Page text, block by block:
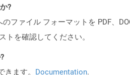
?
ァイル フォーマットを PDF、
トを確認してください。
ます。 Documentation.